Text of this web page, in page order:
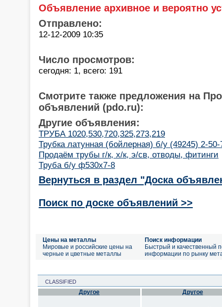
Объявление архивное и вероятно
Отправлено:
12-12-2009 10:35
Число просмотров:
сегодня: 1, всего: 191
Смотрите также предложения на
объявлений (pdo.ru):
Другие объявления:
ТРУБА 1020,530,720,325,273,219
Трубка латунная (бойлерная) б/у (49245) 2-
Продаём трубы г/к, х/к, э/св, отводы, фитинги
Труба б/у ф530х7-8
Вернуться в раздел "Доска
Поиск по доске объявлений >>
Цены на металлы
Мировые и российские цены на
черные и цветные металлы
Поиск информации
Быстрый и качественный
информации по рынку
CLASSIFIED
Другое Другое